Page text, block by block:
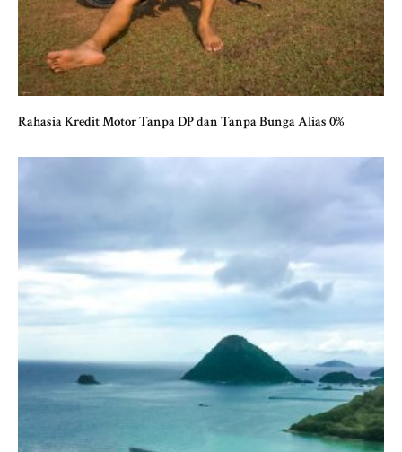
Rahasia Kredit Motor Tanpa DP dan Tanpa Bunga Alias 0%